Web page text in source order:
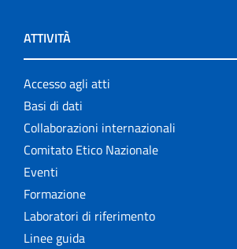
ATTIVITÀ
Accesso agli atti
Basi di dati
Collaborazioni internazionali
Comitato Etico Nazionale
Eventi
Formazione
Laboratori di riferimento
Linee guida